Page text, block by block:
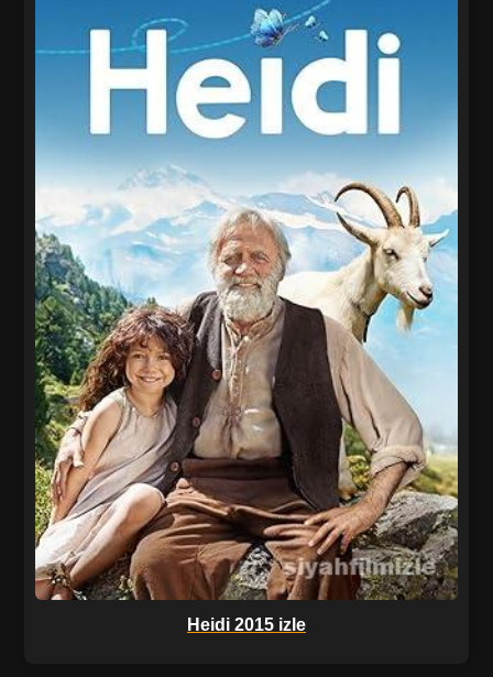
Heidi 2015 izle